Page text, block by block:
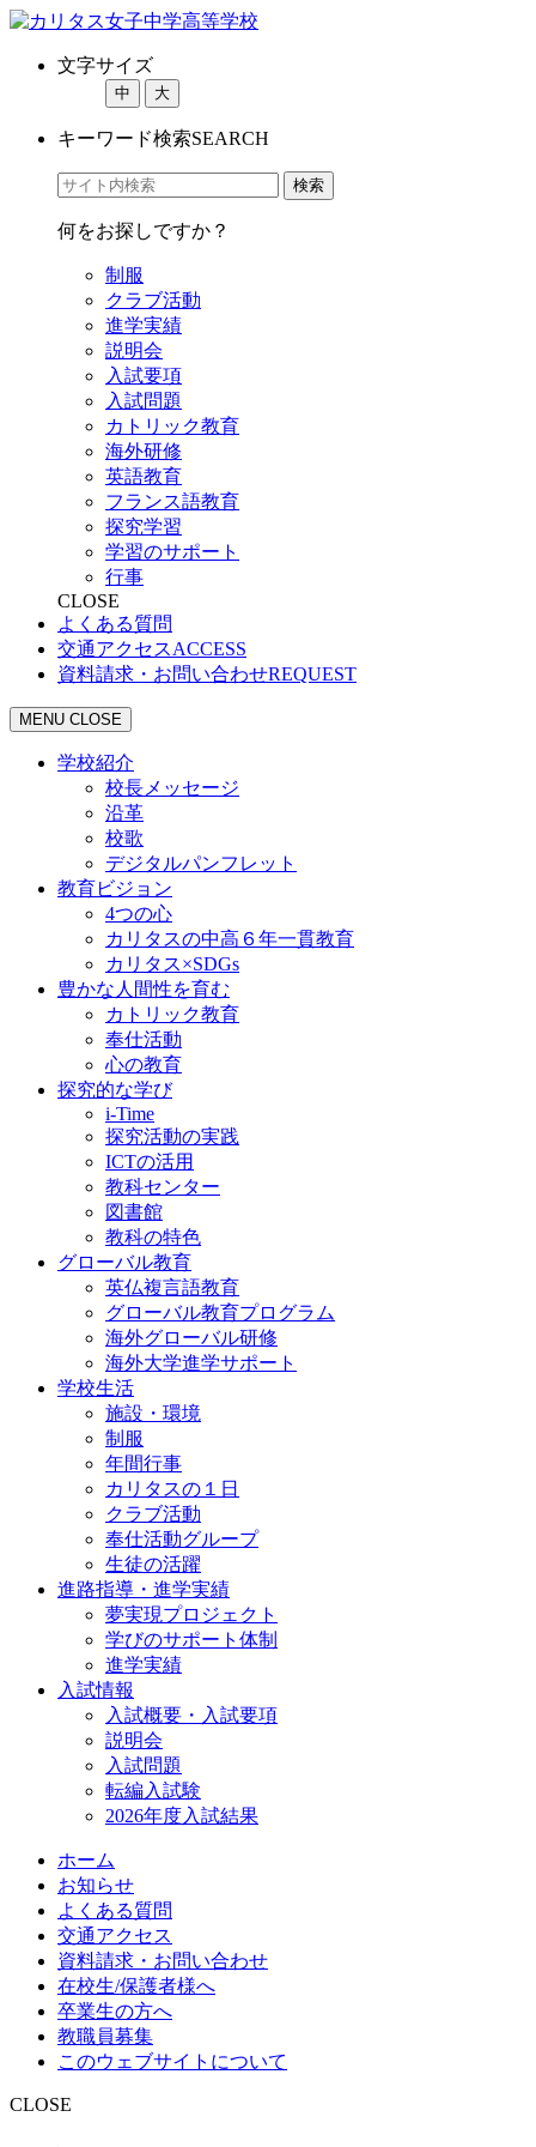
文字サイズ
中 大
キーワード検索SEARCH
何をお探しですか？
制服
クラブ活動
進学実績
説明会
入試要項
入試問題
カトリック教育
海外研修
英語教育
フランス語教育
探究学習
学習のサポート
行事
CLOSE
よくある質問
交通アクセスACCESS
資料請求・お問い合わせREQUEST
MENU CLOSE
学校紹介
校長メッセージ
沿革
校歌
デジタルパンフレット
教育ビジョン
4つの心
カリタスの中高６年一貫教育
カリタス×SDGs
豊かな人間性を育む
カトリック教育
奉仕活動
心の教育
探究的な学び
i-Time
探究活動の実践
ICTの活用
教科センター
図書館
教科の特色
グローバル教育
英仏複言語教育
グローバル教育プログラム
海外グローバル研修
海外大学進学サポート
学校生活
施設・環境
制服
年間行事
カリタスの１日
クラブ活動
奉仕活動グループ
生徒の活躍
進路指導・進学実績
夢実現プロジェクト
学びのサポート体制
進学実績
入試情報
入試概要・入試要項
説明会
入試問題
転編入試験
2026年度入試結果
ホーム
お知らせ
よくある質問
交通アクセス
資料請求・お問い合わせ
在校生/保護者様へ
卒業生の方へ
教職員募集
このウェブサイトについて
CLOSE